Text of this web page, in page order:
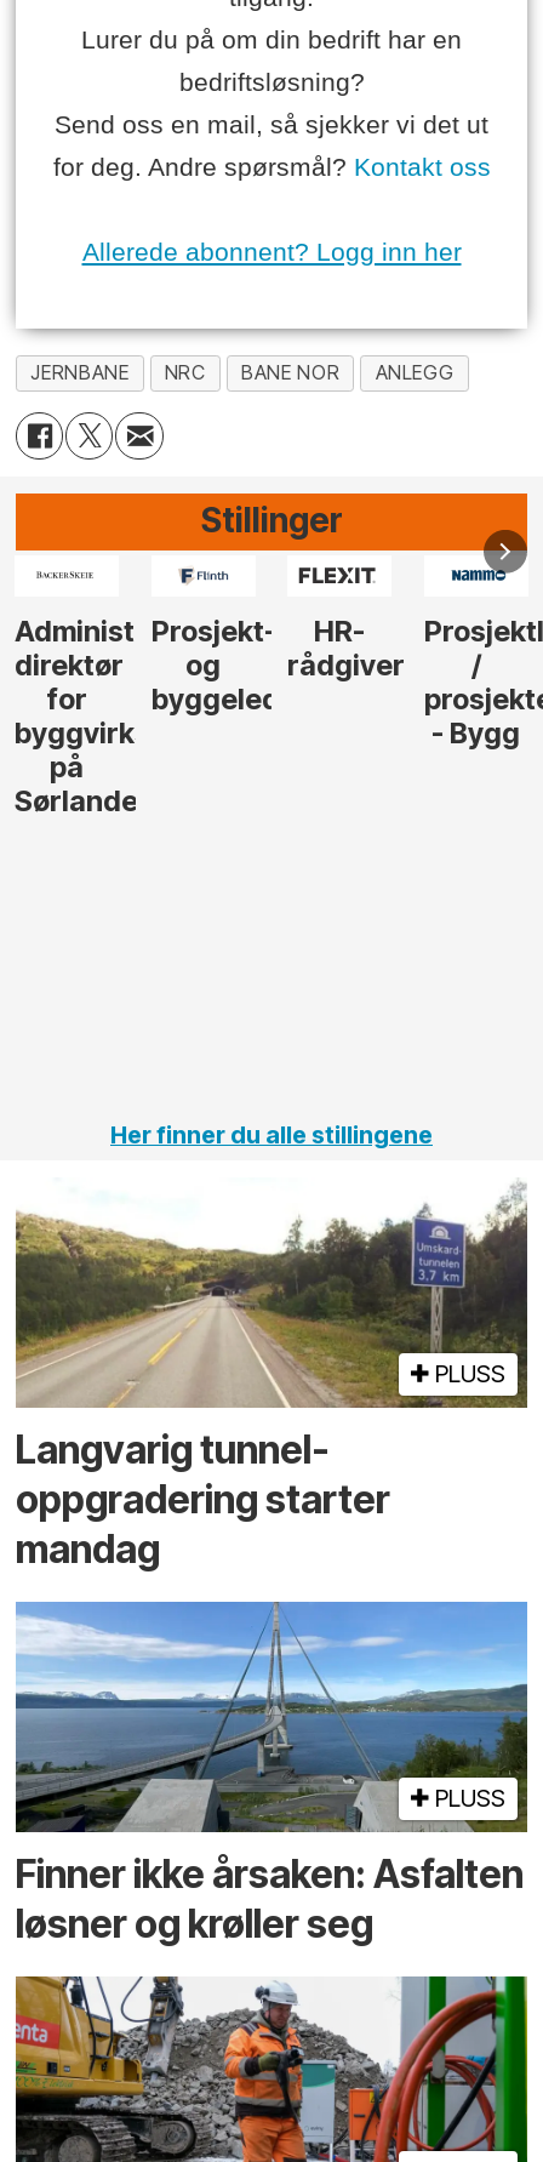
Lurer du på om din bedrift har en
bedriftsløsning?
Send oss en mail, så sjekker vi det ut
for deg. Andre spørsmål? Kontakt oss
Allerede abonnent? Logg inn her
JERNBANE NRC BANE NOR ANLEGG
Stillinger
Administrerende
direktør
for
byggvirksomhet
på
Sørlandet
Prosjekt-
og
byggeleder
HR-
rådgiver
- Bygg
Her finner du alle stillingene
PLUSS
Langvarig tunnel­
oppgradering starter
mandag
PLUSS
Finner ikke årsaken: Asfalten
løsner og krøller seg